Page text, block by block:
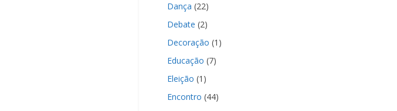
Dança (22)
Debate (2)
Decoração (1)
Educação (7)
Eleição (1)
Encontro (44)